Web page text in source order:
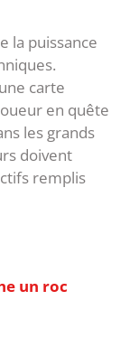
la puissance
carte
en quête
les grands
doivent
remplis
un roc